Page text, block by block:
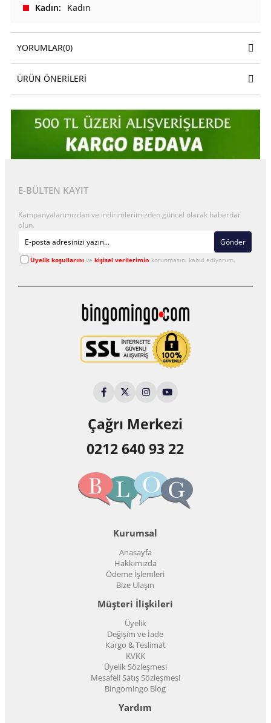
Kadın Kadın
YORUMLAR(0)
ÜRÜN ÖNERILERI
E-BÜLTEN KAYIT
Kampanyalarımızdan ve indirimlerimizden güncel olarak haberdar
olun.
Gönder
Üyelik koşullarınıve kişisel verilerimin korunmasını kabul ediyorum.
Çağrı Merkezi
0212 640 93 22
Kurumsal
Anasayfa
Hakkımızda
Ödeme İşlemleri
Bize Ulaşın
Müşteri İlişkileri
Üyelik
Değişim ve İade
Kargo & Teslimat
KVKK
Üyelik Sözleşmesi
Mesafeli Satış Sözleşmesi
Bingomingo Blog
Yardım